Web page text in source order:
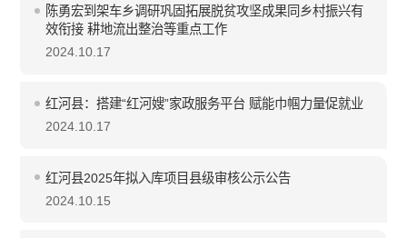
陈勇宏到架车乡调研巩固拓展脱贫攻坚成果同乡村振兴有
效衔接 耕地流出整治等重点工作
2024.10.17
红河县：搭建“红河嫂”家政服务平台 赋能巾帼力量促就业
2024.10.17
红河县2025年拟入库项目县级审核公示公告
2024.10.15